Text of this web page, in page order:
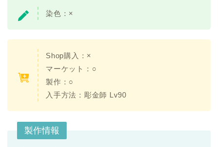
染色：×
Shop購入：×
マーケット：○
製作：○
入手方法：彫金師 Lv90
製作情報